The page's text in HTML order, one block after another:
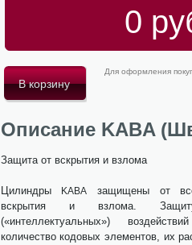
0
Для оформления
Описание KABA
Защита от вскрытия и взлома
Цилиндры KABA защищены от
вскрытия и взлома.
(«интеллектуальных»)
количество кодовых элементов, их